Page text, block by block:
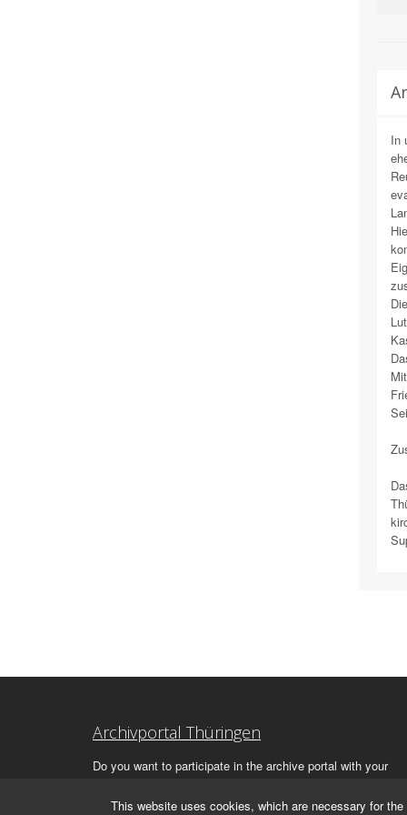
In
Archivportal Thüringen
Do you want to participate in the archive portal with your
This website uses cookies, which are necessary for